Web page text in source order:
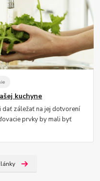
kuchyne
dať záležať na jej dotvorení
prvky by mali byť